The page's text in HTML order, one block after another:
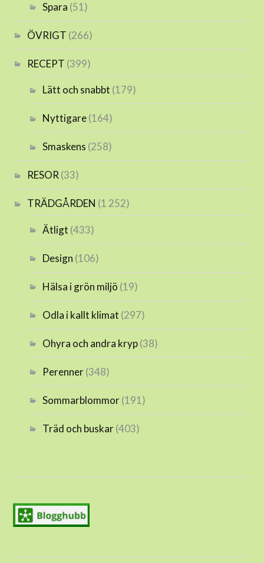
Spara (51)
ÖVRIGT (266)
RECEPT (399)
Lätt och snabbt (179)
Nyttigare(164)
Smaskens (258)
RESOR (33)
TRÄDGÅRDEN (1 252)
Ätligt (433)
Design (106)
Hälsa i grön miljö (19)
Odla i kallt klimat (297)
Ohyra och andra kryp(38)
Perenner(348)
Sommarblommor(191)
Träd och buskar(403)